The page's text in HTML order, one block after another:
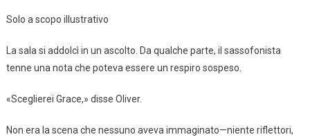
Solo a scopo illustrativo
La sala si addolcì in un ascolto. Da qualche parte, il sassofonista
tenne una nota che poteva essere un respiro sospeso.
«Sceglierei Grace,» disse Oliver.
Non era la scena che nessuno aveva immaginato—niente riflettori,